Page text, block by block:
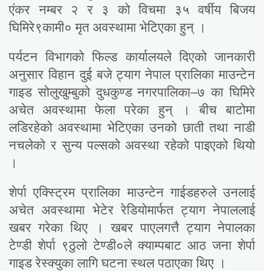
एंकर नम्बर २ र ३ को विचमा ३५ वर्षीय बिजय
घिमिरे९कामी० मृत अवस्थामा भेटिएका हुन् ।
पर्यटन विभागको फिल्ड कार्यालयले दिएको जानकारी
अनुसार विहान दुई बजे ट्याग नेपाल प्रालिका माउन्टेन
गाइड सोलुखुम्बुको दुधकुण्ड नगरपालिका–७ का घिमिरे
अचेत अवस्थामा फेला परेका हुन् । बीच बाटोमा
लडिरहेको अवस्थामा भेटिएका उनको छाती तथा नाडी
नचलेको र सुन्य पल्सको अवस्था रहेको पाइएको थियो
।
शेर्पा एक्स्ट्रिम प्रालिका माउन्टेन गाईडहरुले उनलाई
अचेत अवस्थामा भेटेर रेडियोमार्फत ट्याग नेपाललाई
खबर गरेका थिए । खबर पाएलगत्तै ट्याग नेपालका
टेण्डी शेर्पा ९ठुलो टेण्डी०ले क्याम्पबाट आठ जना शेर्पा
गाइड रेस्क्युका लागि घटना स्थल पठाएका थिए ।